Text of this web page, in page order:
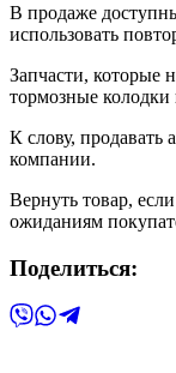
В продаже
использовать
Запчасти, которые
тормозные
К слову, продавать
компании.
Вернуть товар,
ожиданиям
Поделиться: